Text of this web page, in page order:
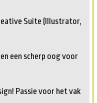
Suite (Illustrator,
een scherp oog voor
Passie voor het vak